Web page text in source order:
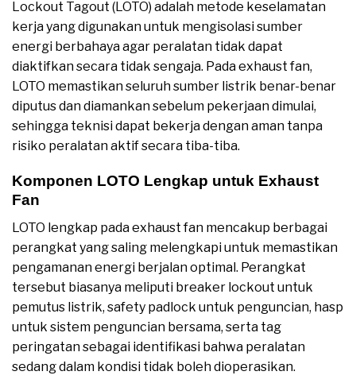
Lockout Tagout (LOTO) adalah metode keselamatan
kerja yang digunakan untuk mengisolasi sumber
energi berbahaya agar peralatan tidak dapat
diaktifkan secara tidak sengaja. Pada exhaust fan,
LOTO memastikan seluruh sumber listrik benar-benar
diputus dan diamankan sebelum pekerjaan dimulai,
sehingga teknisi dapat bekerja dengan aman tanpa
risiko peralatan aktif secara tiba-tiba.
Komponen LOTO Lengkap untuk Exhaust
Fan
LOTO lengkap pada exhaust fan mencakup berbagai
perangkat yang saling melengkapi untuk memastikan
pengamanan energi berjalan optimal. Perangkat
tersebut biasanya meliputi breaker lockout untuk
pemutus listrik, safety padlock untuk penguncian, hasp
untuk sistem penguncian bersama, serta tag
peringatan sebagai identifikasi bahwa peralatan
sedang dalam kondisi tidak boleh dioperasikan.